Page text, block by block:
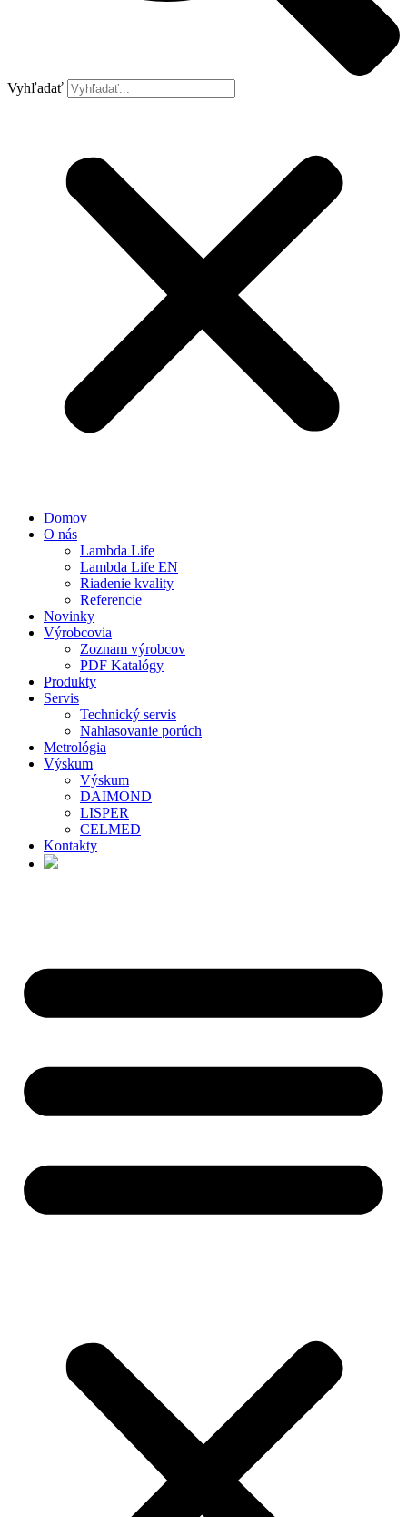
Vyhľadať
Domov
O nás
Lambda Life
Lambda Life EN
Riadenie kvality
Referencie
Novinky
Výrobcovia
Zoznam výrobcov
PDF Katalógy
Produkty
Servis
Technický servis
Nahlasovanie porúch
Metrológia
Výskum
Výskum
DAIMOND
LISPER
CELMED
Kontakty